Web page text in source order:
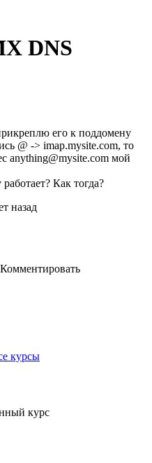
DNS
его к поддомену
@ -> imap.mysite.com, то
anything@mysite.com мой
Как тогда?
назад
Комментировать
курсы
курс